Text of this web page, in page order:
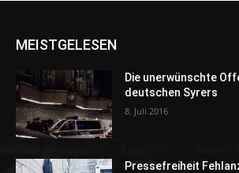
MEISTGELESEN
Die unerwünschte
deutschen Syrers
8. Juli 2016
Pressefreiheit